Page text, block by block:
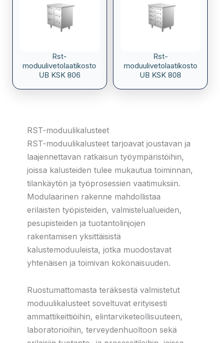
Rst-
moduulivetolaatikosto
UB KSK 806
Rst-
moduulivetolaatikosto
UB KSK 808
RST-moduulikalusteet
RST-moduulikalusteet tarjoavat joustavan ja
laajennettavan ratkaisun työympäristöihin,
joissa kalusteiden tulee mukautua toiminnan,
tilankäytön ja työprosessien vaatimuksiin.
Modulaarinen rakenne mahdollistaa
erilaisten työpisteiden, valmistelualueiden,
pesupisteiden ja tuotantolinjojen
rakentamisen yksittäisistä
kalustemoduuleista, jotka muodostavat
yhtenäisen ja toimivan kokonaisuuden.
Ruostumattomasta teräksestä valmistetut
moduulikalusteet soveltuvat erityisesti
ammattikeittiöihin, elintarviketeollisuuteen,
laboratorioihin, terveydenhuoltoon sekä